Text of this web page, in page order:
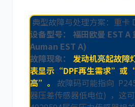
典型故障与处理方案：重卡
设备型号：
福田欧曼 EST A
Auman EST A)
故障现象：
发动机亮起故障
表显示“DPF再生需求”或
高”。 故障码可能指向
器压差传感器低电位) ，这